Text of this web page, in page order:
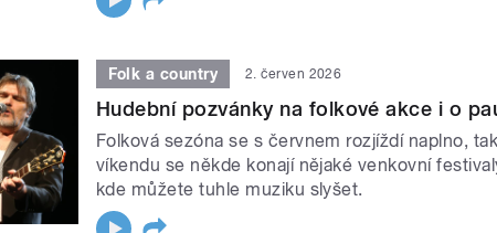
Folk a country 2. červen 2026
Hudební pozvánky na folkové akce i o
Folková sezóna se s červnem rozjíždí naplno,
víkendu se někde konají nějaké venkovní
kde můžete tuhle muziku slyšet.